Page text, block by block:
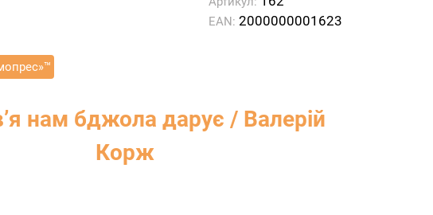
EAN: 2000000001623
нам бджола дарує / Валерій
Корж